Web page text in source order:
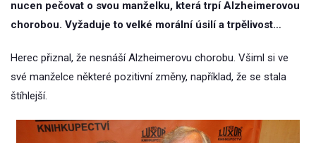
nucen pečovat o svou manželku, která trpí Alzheimerovou
chorobou. Vyžaduje to velké morální úsilí a trpělivost…
Herec přiznal, že nesnáší Alzheimerovu chorobu. Všiml si ve
své manželce některé pozitivní změny, například, že se stala
štíhlejší.